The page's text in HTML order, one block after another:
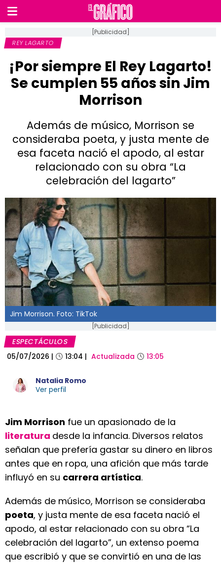
[Publicidad]
REY LAGARTO
¡Por siempre El Rey Lagarto!
Se cumplen 55 años sin Jim
Morrison
Además de músico, Morrison se
consideraba poeta, y justa mente de
esa faceta nació el apodo, al estar
relacionado con su obra “La
celebración del lagarto”
Jim Morrison. Foto: TikTok
[Publicidad]
ESPECTÁCULOS
05/07/2026 | 13:04 | Actualizada 13:05
Natalia Romo
Ver perfil
Jim Morrison fue un apasionado de la
literatura desde la infancia. Diversos relatos
señalan que prefería gastar su dinero en libros
antes que en ropa, una afición que más tarde
influyó en su carrera artística.
Además de músico, Morrison se consideraba
poeta, y justa mente de esa faceta nació el
apodo, al estar relacionado con su obra “La
celebración del lagarto”, un extenso poema
que escribió y que se convirtió en una de las